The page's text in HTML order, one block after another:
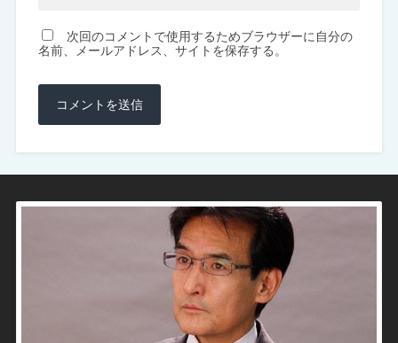
次回のコメントで使用するためブラウザーに自分の
名前、メールアドレス、サイトを保存する。